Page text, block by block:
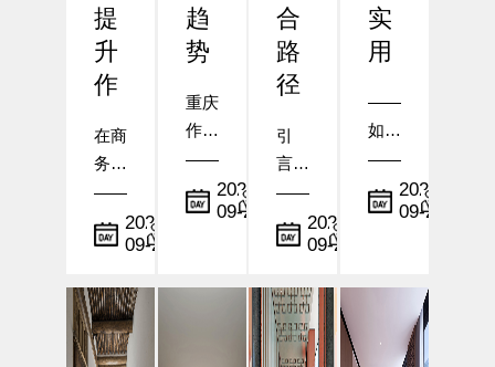
提
升
作
在商
务出
行需
求日
益增
背景
下，
差旅
2025-
09-24
趋
势
重庆
作为
中国
西南
地区
2025-
09-23
合
路
径
引
言：
从传
统到
智
酒店
设计
的数
2025-
09-23
实
用
——
如何
在布
局与
设施
人性
2025-
09-22